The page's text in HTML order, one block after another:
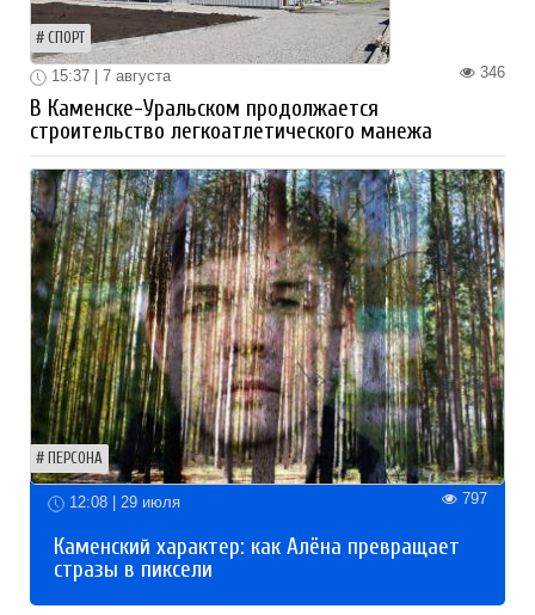
СПОРТ
346
15:37 | 7 августа
В Каменске-Уральском продолжается
строительство легкоатлетического манежа
ПЕРСОНА
12:08 | 29 июля 797
Каменский характер: как Алёна превращает
стразы в пиксели